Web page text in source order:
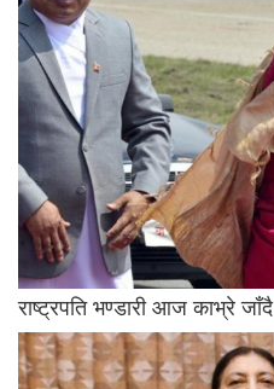
राष्ट्रपति भण्डारी आज काभ्रे जाँदै